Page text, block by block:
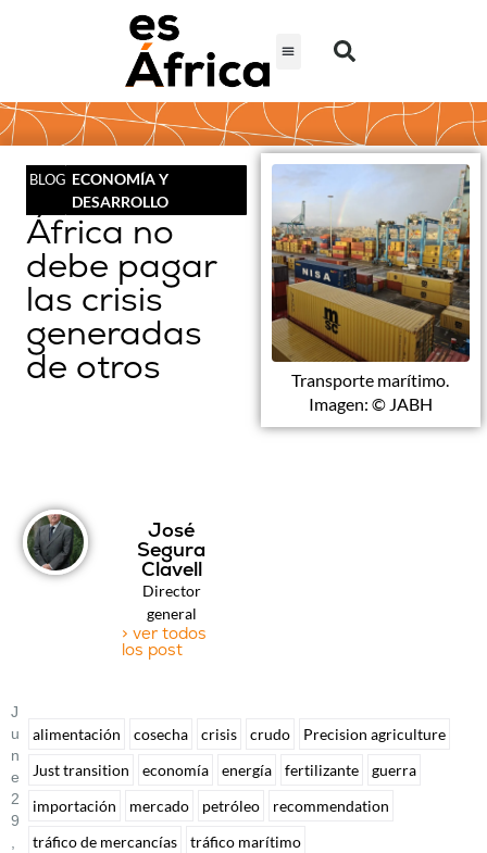
BLOG ECONOMÍA Y
DESARROLLO
África no
debe pagar
las crisis
generadas
de otros
Transporte marítimo.
Imagen: © JABH
José
Segura
Clavell
Director
general
> ver todos
los post
J
U
N
E
2
9
alimentación cosecha crisis crudo
Precision agriculture
Just transition
economía energía fertilizante
guerra
importación
mercado petróleo
recommendation
tráfico de mercancías
tráfico marítimo